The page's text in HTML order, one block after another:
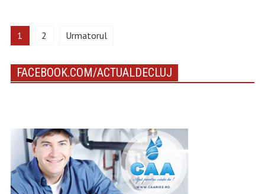
1 2 Urmatorul
FACEBOOK.COM/ACTUALDECLUJ